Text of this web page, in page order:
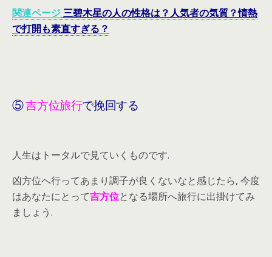
関連ページ三碧木星の人の性格は？人気者の気質？情熱
で打開も素直すぎる？
⑤吉方位旅行で挽回する
人生はトータルで見ていくものです.
凶方位へ行ってあまり調子が良くないなと感じたら, 今度
はあなたにとって吉方位となる場所へ旅行に出掛けてみ
ましょう.